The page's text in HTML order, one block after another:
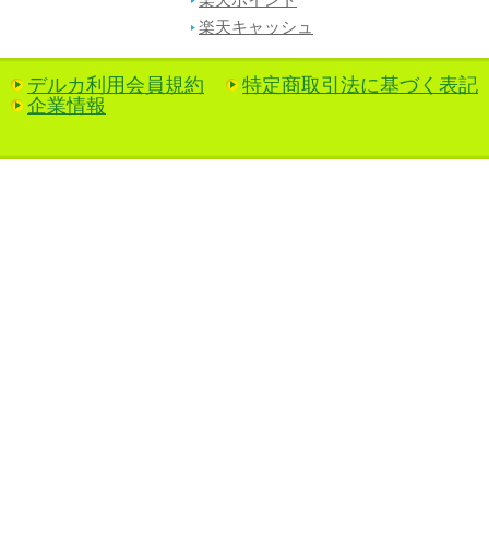
楽天キャッシュ
デルカ利用会員規約
特定商取引法に基づく表記
企業情報